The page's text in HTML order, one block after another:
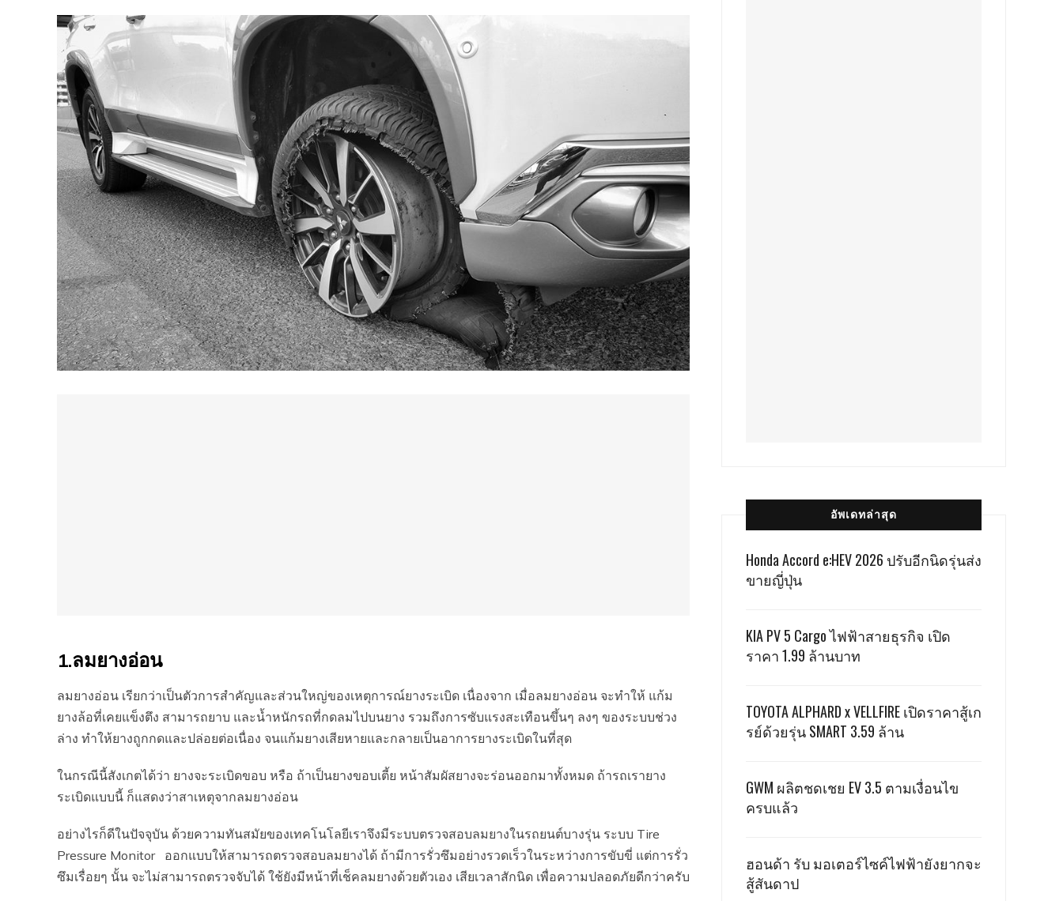
1.ลมยางอ่อน
ลมยางอ่อน เรียกว่าเป็นตัวการสำคัญและส่วนใหญ่ของเหตุการณ์ยางระเบิด เนื่องจาก เมื่อลมยางอ่อน จะทำให้ แก้ม
ยางล้อที่เคยแข็งตึง สามารถยาบ และน้ำหนักรถที่กดลมไปบนยาง รวมถึงการซับแรงสะเทือนขึ้นๆ ลงๆ ของระบบช่วง
ล่าง ทำให้ยางถูกกดและปล่อยต่อเนื่อง จนแก้มยางเสียหายและกลายเป็นอาการยางระเบิดในที่สุด
ในกรณีนี้สังเกตได้ว่า ยางจะระเบิดขอบ หรือ ถ้าเป็นยางขอบเตี้ย หน้าสัมผัสยางจะร่อนออกมาทั้งหมด ถ้ารถเรายาง
ระเบิดแบบนี้ ก็แสดงว่าสาเหตุจากลมยางอ่อน
อย่างไรก็ดีในปัจจุบัน ด้วยความทันสมัยของเทคโนโลยีเราจึงมีระบบตรวจสอบลมยางในรถยนต์บางรุ่น ระบบ Tire
Pressure Monitor ออกแบบให้สามารถตรวจสอบลมยางได้ ถ้ามีการรั่วซึมอย่างรวดเร็วในระหว่างการขับขี่ แต่การรั่ว
ซึมเรื่อยๆ นั้น จะไม่สามารถตรวจจับได้ ใช้ยังมีหน้าที่เช็คลมยางด้วยตัวเอง เสียเวลาสักนิด เพื่อความปลอดภัยดีกว่าครับ
อัพเดทล่าสุด
Honda Accord e:HEV 2026 ปรับอีกนิดรุ่นส่ง
ขายญี่ปุ่น
KIA PV 5 Cargo ไฟฟ้าสายธุรกิจ เปิด
ราคา 1.99 ล้านบาท
TOYOTA ALPHARD x VELLFIRE เปิดราคาสู้เก
รย์ด้วยรุ่น SMART 3.59 ล้าน
GWM ผลิตชดเชย EV 3.5 ตามเงื่อนไข
ครบแล้ว
ฮอนด้า รับ มอเตอร์ไซค์ไฟฟ้ายังยากจะ
สู้สันดาป